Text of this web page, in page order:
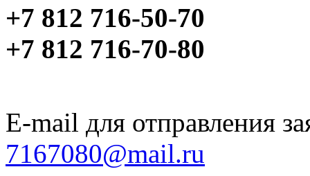
+7 812 716-50-70
+7 812 716-70-80
E-mail для отправления
7167080@mail.ru